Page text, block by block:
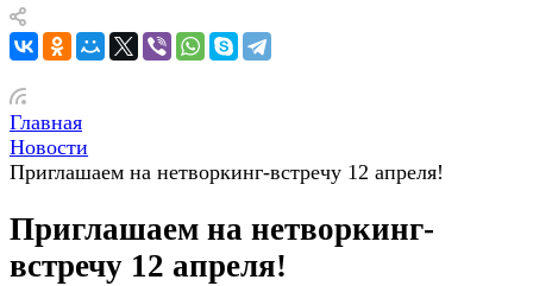
Главная
Новости
Приглашаем на нетворкинг-встречу 12 апреля!
Приглашаем на нетворкинг-
встречу 12 апреля!